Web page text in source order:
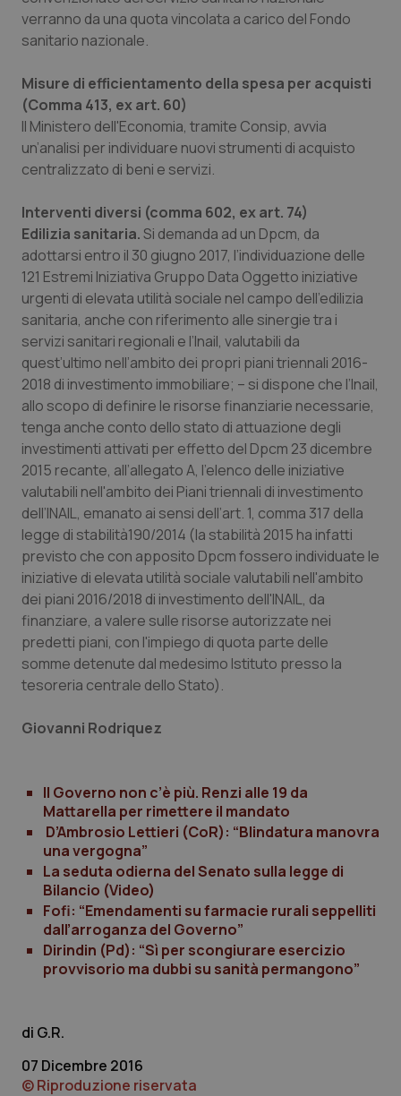
verranno da una quota vincolata a carico del Fondo
sanitario nazionale.
Misure di efficientamento della spesa per acquisti
(Comma 413, ex art. 60)
Il Ministero dell'Economia, tramite Consip, avvia
un’analisi per individuare nuovi strumenti di acquisto
centralizzato di beni e servizi.
Interventi diversi (comma 602, ex art. 74)
Edilizia sanitaria.Si demanda ad un Dpcm, da
adottarsi entro il 30 giugno 2017, l’individuazione delle
121 Estremi Iniziativa Gruppo Data Oggetto iniziative
urgenti di elevata utilità sociale nel campo dell’edilizia
sanitaria, anche con riferimento alle sinergie tra i
servizi sanitari regionali e l’Inail, valutabili da
quest’ultimo nell’ambito dei propri piani triennali 2016-
2018 di investimento immobiliare; – si dispone che l’Inail,
allo scopo di definire le risorse finanziarie necessarie,
tenga anche conto dello stato di attuazione degli
investimenti attivati per effetto del Dpcm 23 dicembre
2015 recante, all’allegato A, l'elenco delle iniziative
valutabili nell'ambito dei Piani triennali di investimento
dell’INAIL, emanato ai sensi dell’art. 1, comma 317 della
legge di stabilità190/2014 (la stabilità 2015 ha infatti
previsto che con apposito Dpcm fossero individuate le
iniziative di elevata utilità sociale valutabili nell'ambito
dei piani 2016/2018 di investimento dell'INAIL, da
finanziare, a valere sulle risorse autorizzate nei
predetti piani, con l'impiego di quota parte delle
somme detenute dal medesimo Istituto presso la
tesoreria centrale dello Stato).
Giovanni Rodriquez
Il Governo non c’è più. Renzi alle 19 da
Mattarella per rimettere il mandato
D’Ambrosio Lettieri (CoR): “Blindatura manovra
una vergogna”
La seduta odierna del Senato sulla legge di
Bilancio (Video)
Fofi: “Emendamenti su farmacie rurali seppelliti
dall’arroganza del Governo”
Dirindin (Pd): “Sì per scongiurare esercizio
provvisorio ma dubbi su sanità permangono”
G.R.
07 Dicembre 2016
© Riproduzione riservata